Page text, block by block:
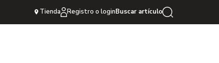
Tienda Registro o loginBuscar artículo